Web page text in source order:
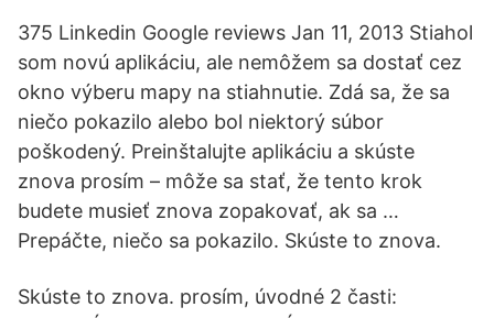
375 Linkedin Google reviews Jan 11, 2013 Stiahol
som novú aplikáciu, ale nemôžem sa dostať cez
okno výberu mapy na stiahnutie. Zdá sa, že sa
niečo pokazilo alebo bol niektorý súbor
poškodený. Preinštalujte aplikáciu a skúste
znova prosím – môže sa stať, že tento krok
budete musieť znova zopakovať, ak sa …
Prepáčte, niečo sa pokazilo. Skúste to znova.
Skúste to znova. prosím, úvodné 2 časti: